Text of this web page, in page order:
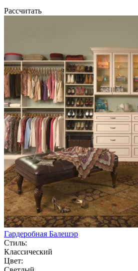
Рассчитать
Гардеробная Балешэр
Стиль:
Классический
Цвет: